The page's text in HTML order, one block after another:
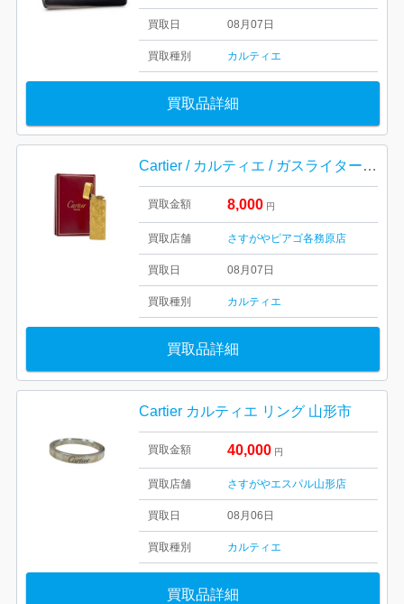
買取日 08月07日
買取種別 カルティエ
買取品詳細
Cartier / カルティエ / ガスライター / ゴールドカラー / ライター / 喫煙具
買取金額 8,000 円
買取店舗 さすがやピアゴ各務原店
買取日 08月07日
買取種別 カルティエ
買取品詳細
Cartier カルティエ リング 山形市
買取金額 40,000 円
買取店舗 さすがやエスパル山形店
買取日 08月06日
買取種別 カルティエ
買取品詳細